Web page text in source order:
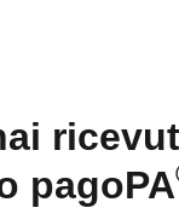
pagoPA